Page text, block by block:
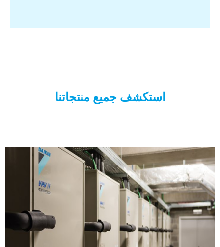
استكشف جميع منتجاتنا